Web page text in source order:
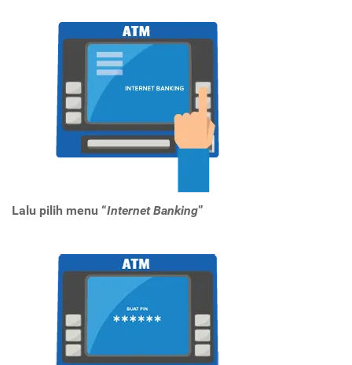
Lalu pilih menu “Internet Banking”